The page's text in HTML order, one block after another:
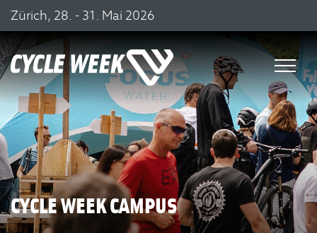
Zürich, 28. - 31. Mai 2026
CYCLE WEEK CAMPUS